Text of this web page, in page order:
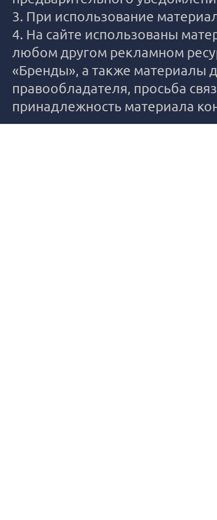
3. При использование
4. На сайте использованы
любом другом рекламном
«Бренды», а также материалы
правообладателя, просьба
принадлежность материала